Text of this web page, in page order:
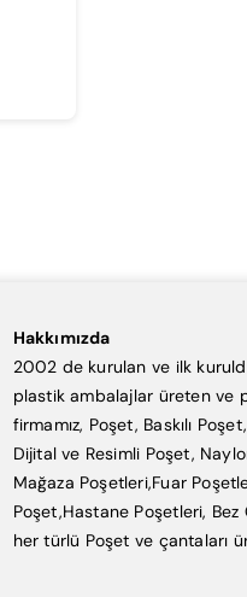
Hakkımızda
2002 de kurulan ve ilk
plastik ambalajlar üreten ve
firmamız, Poşet, Baskılı
Dijital ve Resimli Poşet,
Mağaza Poşetleri,Fuar
Poşet,Hastane Poşetleri, Bez
her türlü Poşet ve çantaları